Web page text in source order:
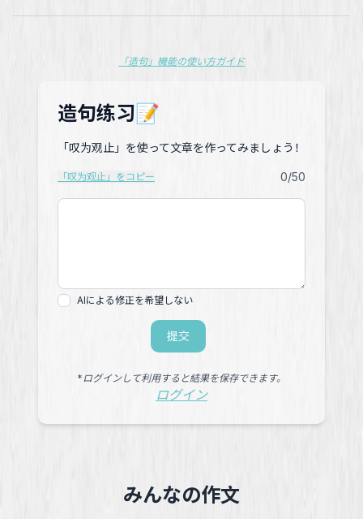
「造句」機能の使い方ガイド
造句练习📝
「叹为观止」を使って文章を作ってみましょう！
「叹为观止」をコピー 0/50
AIによる修正を希望しない
提交
*ログインして利用すると結果を保存できます。
ログイン
みんなの作文